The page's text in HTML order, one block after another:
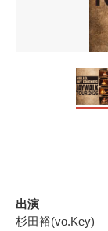
出演
杉田裕(vo.Key)